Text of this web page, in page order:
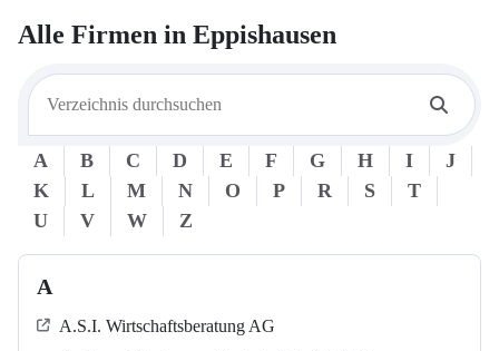
Alle Firmen in Eppishausen
A B C D E F G H I
J
K
L M N O P R S
T
U
V W Z
A
A.S.I. Wirtschaftsberatung AG